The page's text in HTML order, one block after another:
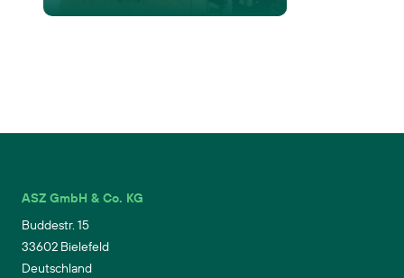
ASZ GmbH & Co. KG
Buddestr. 15
33602 Bielefeld
Deutschland